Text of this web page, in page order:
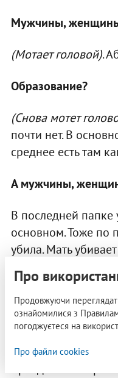
Мужчины,
(Мотает головой).
Образование?
(Снова мотет
почти нет. В
среднее есть там
А мужчины,
В последней
основном. Тоже по
убила. Мать
свою мать или отца,
революции была
родителей
Сейчас это
комиссии как-то
против детей,
Аркадий Вайнер –
Про
Продовжуючи
ознайомилися з
погоджуєтеся на
Про файли cookies